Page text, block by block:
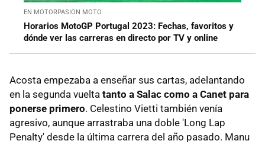
EN MOTORPASION MOTO
Horarios MotoGP Portugal 2023: Fechas, favoritos y
dónde ver las carreras en directo por TV y online
Acosta empezaba a enseñar sus cartas, adelantando
en la segunda vuelta tanto a Salac como a Canet para
ponerse primero. Celestino Vietti también venía
agresivo, aunque arrastraba una doble 'Long Lap
Penalty' desde la última carrera del año pasado. Manu